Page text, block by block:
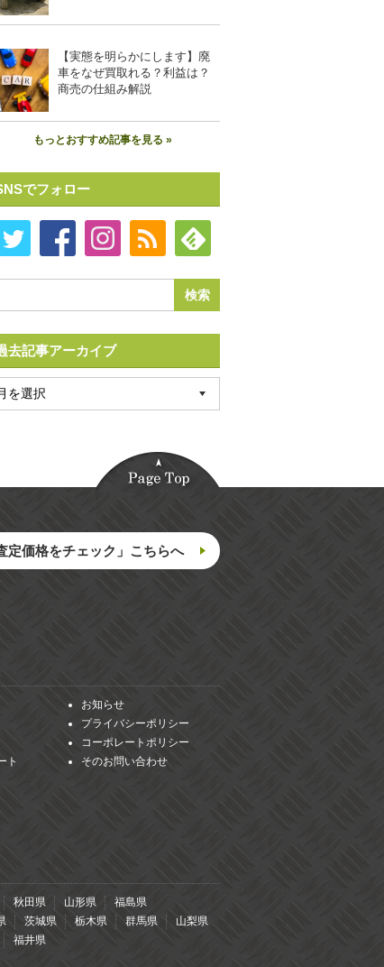
【実態を明らかにします】廃
車をなぜ買取れる？利益は？
商売の仕組み解説
もっとおすすめ記事を見る »
でフォロー
去記事アーカイブ
定価格をチェック」こちらへ
ト
お知らせ
プライバシーポリシー
コーポレートポリシー
そのお問い合わせ
秋田県 山形県
福島県
茨城県 栃木県 群馬県
山梨県
福井県